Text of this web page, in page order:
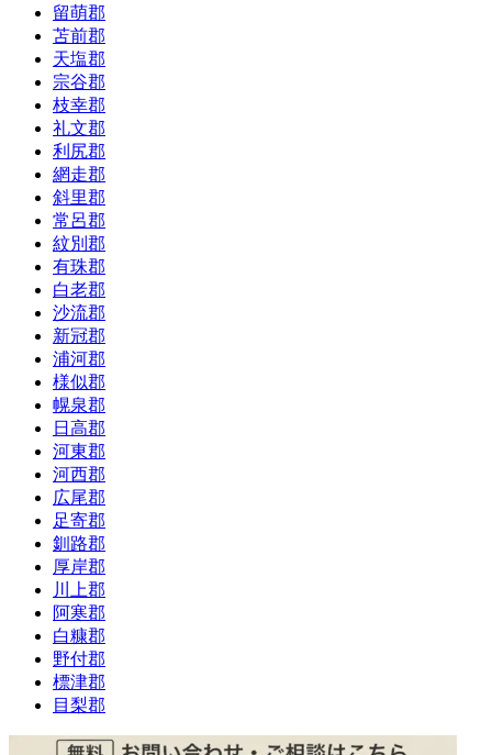
留萌郡
苫前郡
天塩郡
宗谷郡
枝幸郡
礼文郡
利尻郡
網走郡
斜里郡
常呂郡
紋別郡
有珠郡
白老郡
沙流郡
新冠郡
浦河郡
様似郡
幌泉郡
日高郡
河東郡
河西郡
広尾郡
足寄郡
釧路郡
厚岸郡
川上郡
阿寒郡
白糠郡
野付郡
標津郡
目梨郡